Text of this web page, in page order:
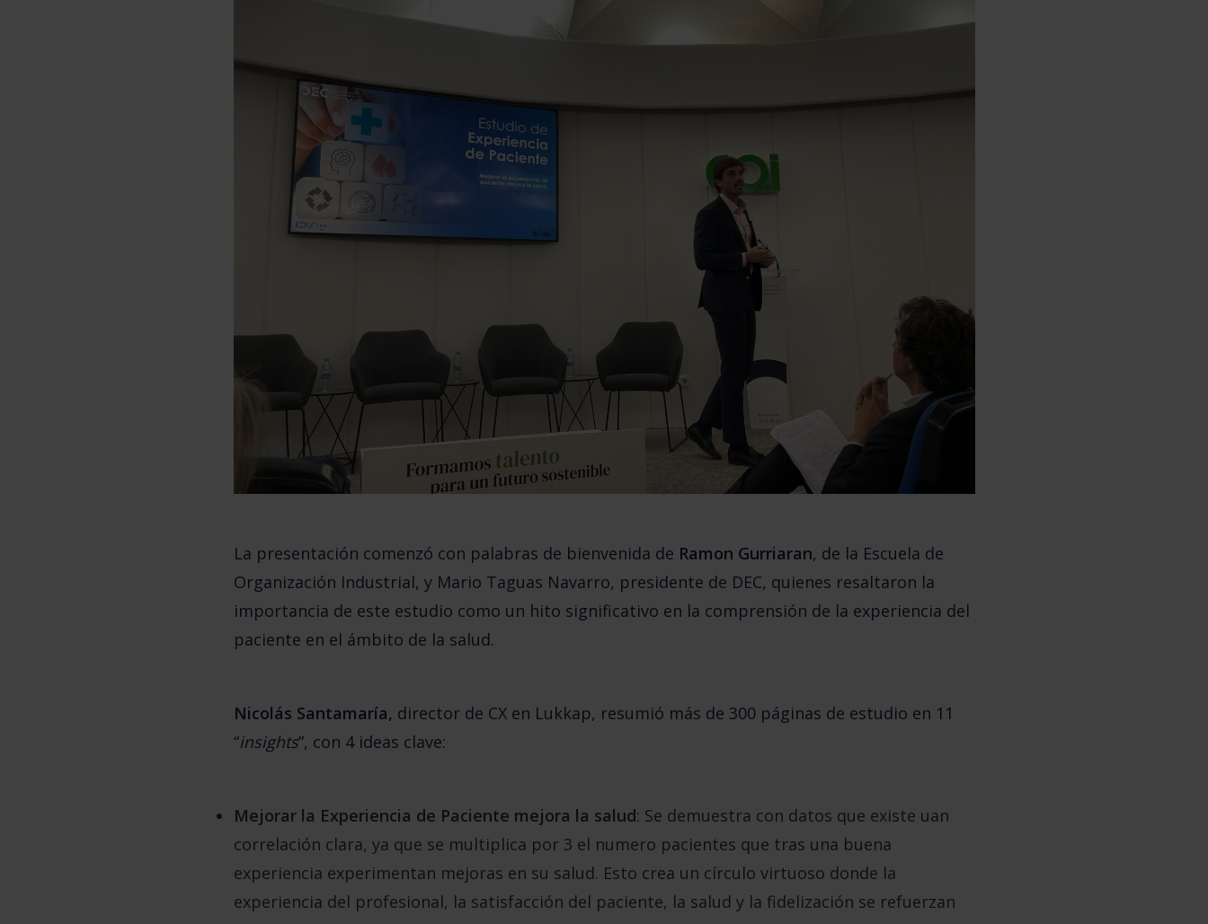
La presentación comenzó con palabras de bienvenida de Ramon Gurriaran, de la Escuela de
Organización Industrial, y Mario Taguas Navarro, presidente de DEC, quienes resaltaron la
importancia de este estudio como un hito significativo en la comprensión de la experiencia del
paciente en el ámbito de la salud.
Nicolás Santamaría, director de CX en Lukkap, resumió más de 300 páginas de estudio en 11
“insights”, con 4 ideas clave:
Mejorar la Experiencia de Paciente mejora la salud: Se demuestra con datos que existe uan
correlación clara, ya que se multiplica por 3 el numero pacientes que tras una buena
experiencia experimentan mejoras en su salud. Esto crea un círculo virtuoso donde la
experiencia del profesional, la satisfacción del paciente, la salud y la fidelización se refuerzan